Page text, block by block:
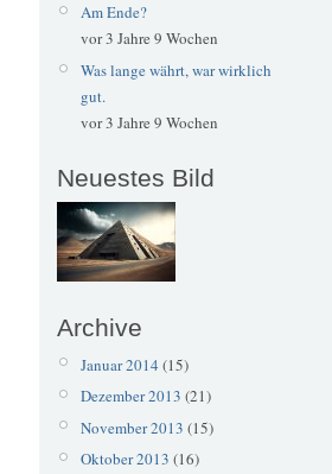
Am Ende?
vor 3 Jahre 9 Wochen
Was lange währt, war wirklich
gut.
vor 3 Jahre 9 Wochen
Neuestes Bild
Archive
Januar 2014 (15)
Dezember 2013 (21)
November 2013 (15)
Oktober 2013 (16)